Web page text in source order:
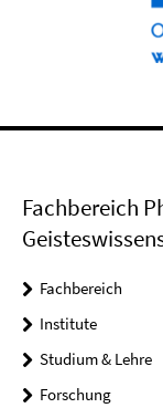
Fachbereich
Fachbereich
Institute
Studium & Lehre
Forschung